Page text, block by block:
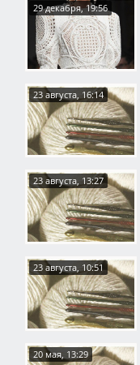
29 декабря, 19:56
23 августа, 16:14
23 августа, 13:27
23 августа, 10:51
20 мая, 13:29